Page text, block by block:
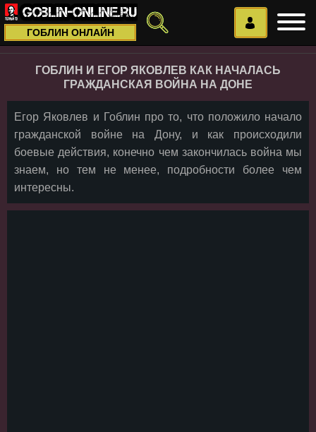
ГОБЛИН ОНЛАЙН
ГОБЛИН И ЕГОР ЯКОВЛЕВ КАК НАЧАЛАСЬ
ГРАЖДАНСКАЯ ВОЙНА НА ДОНЕ
Егор Яковлев и Гоблин про то, что положило начало
гражданской войне на Дону, и как происходили
боевые действия, конечно чем закончилась война мы
знаем, но тем не менее, подробности более чем
интересны.